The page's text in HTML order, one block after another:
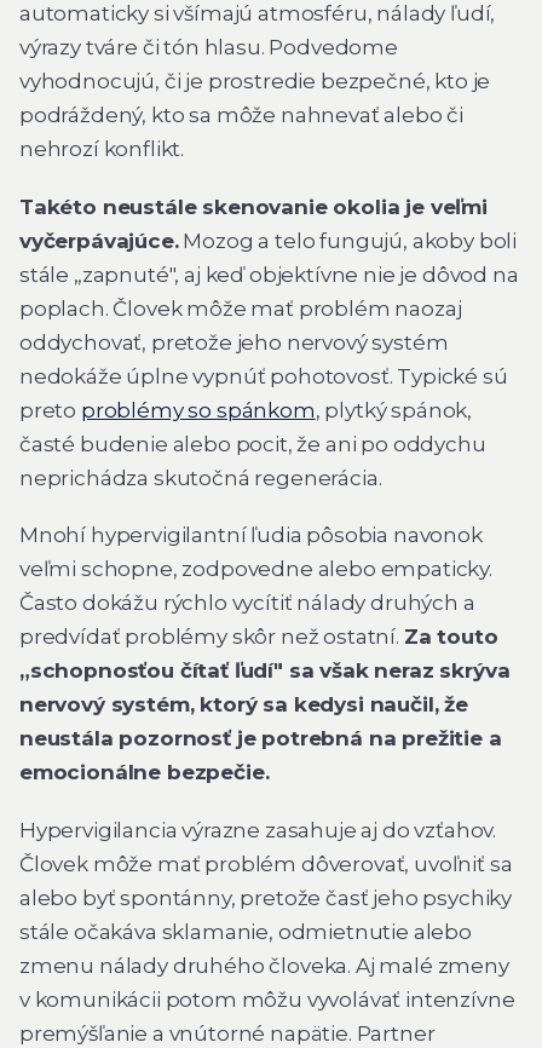
automaticky si všímajú atmosféru, nálady ľudí,
výrazy tváre či tón hlasu. Podvedome
vyhodnocujú, či je prostredie bezpečné, kto je
podráždený, kto sa môže nahnevať alebo či
nehrozí konflikt.
Takéto neustále skenovanie okolia je veľmi
vyčerpávajúce.Mozog a telo fungujú, akoby boli
stále „zapnuté", aj keď objektívne nie je dôvod na
poplach. Človek môže mať problém naozaj
oddychovať, pretože jeho nervový systém
nedokáže úplne vypnúť pohotovosť. Typické sú
preto problémy so spánkom, plytký spánok,
časté budenie alebo pocit, že ani po oddychu
neprichádza skutočná regenerácia.
Mnohí hypervigilantní ľudia pôsobia navonok
veľmi schopne, zodpovedne alebo empaticky.
Často dokážu rýchlo vycítiť nálady druhých a
predvídať problémy skôr než ostatní. Za touto
„schopnosťou čítať ľudí" sa však neraz skrýva
nervový systém, ktorý sa kedysi naučil, že
neustála pozornosť je potrebná na prežitie a
emocionálne bezpečie.
Hypervigilancia výrazne zasahuje aj do vzťahov.
Človek môže mať problém dôverovať, uvoľniť sa
alebo byť spontánny, pretože časť jeho psychiky
stále očakáva sklamanie, odmietnutie alebo
zmenu nálady druhého človeka. Aj malé zmeny
v komunikácii potom môžu vyvolávať intenzívne
premýšľanie a vnútorné napätie. Partner